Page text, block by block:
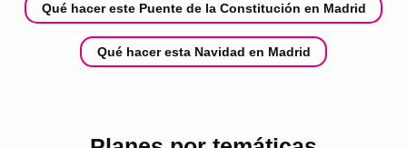
Qué hacer este Puente de la Constitución en Madrid
Qué hacer esta Navidad en Madrid